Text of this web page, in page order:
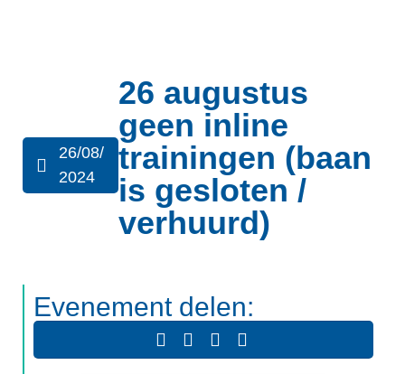
26/08/
2024
26 augustus
geen inline
trainingen (baan
is gesloten /
verhuurd)
Evenement delen: